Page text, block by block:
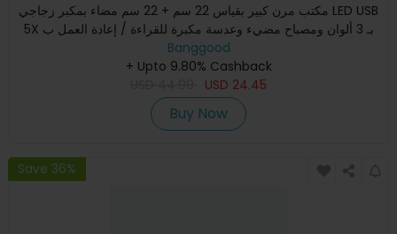
مكتب مرن كبير بقياس 22 سم + 22 سم مضاء بمكبر زجاجي LED USB
5X بـ 3 ألوان ومصباح مضيء وعدسة مكبرة للقراءة / إعادة العمل ب
Banggood
+ Upto 9.80% Cashback
USD 24.45
Buy Now
Save 36%